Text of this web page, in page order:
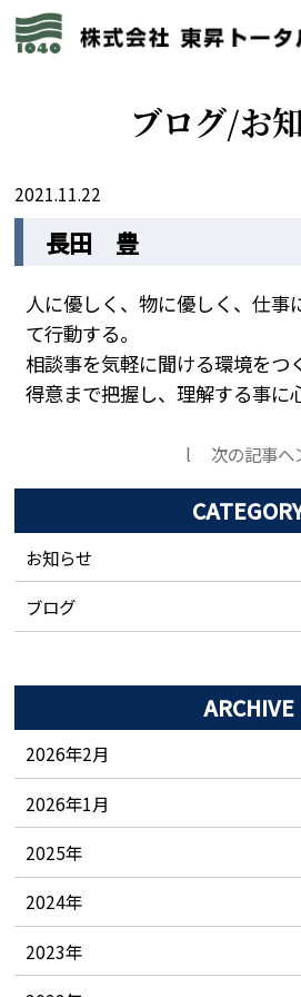
ブログ/お
2021.11.22
長田 豊
人に優しく、物に優しく、仕事
て行動する。
相談事を気軽に聞ける環境をつ
得意まで把握し、理解する事に
l 次の記事へ
お知らせ
ブログ
ARCHIVE
2026年2月
2026年1月
2025年
2024年
2023年